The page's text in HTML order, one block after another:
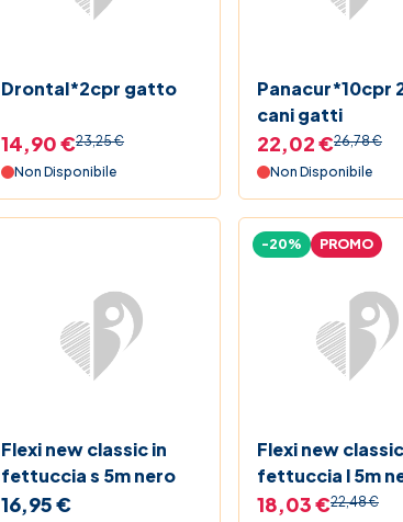
Drontal*2cpr gatto
14,90 €23,25 €
Non Disponibile
Panacur*10cpr
cani gatti
22,02 €26,78 €
Non Disponibile
Flexi new classic in
fettuccia s 5m nero
16,95 €
Flexi new
fettuccia l 5m
-20% PROMO
18,03 €22,48 €